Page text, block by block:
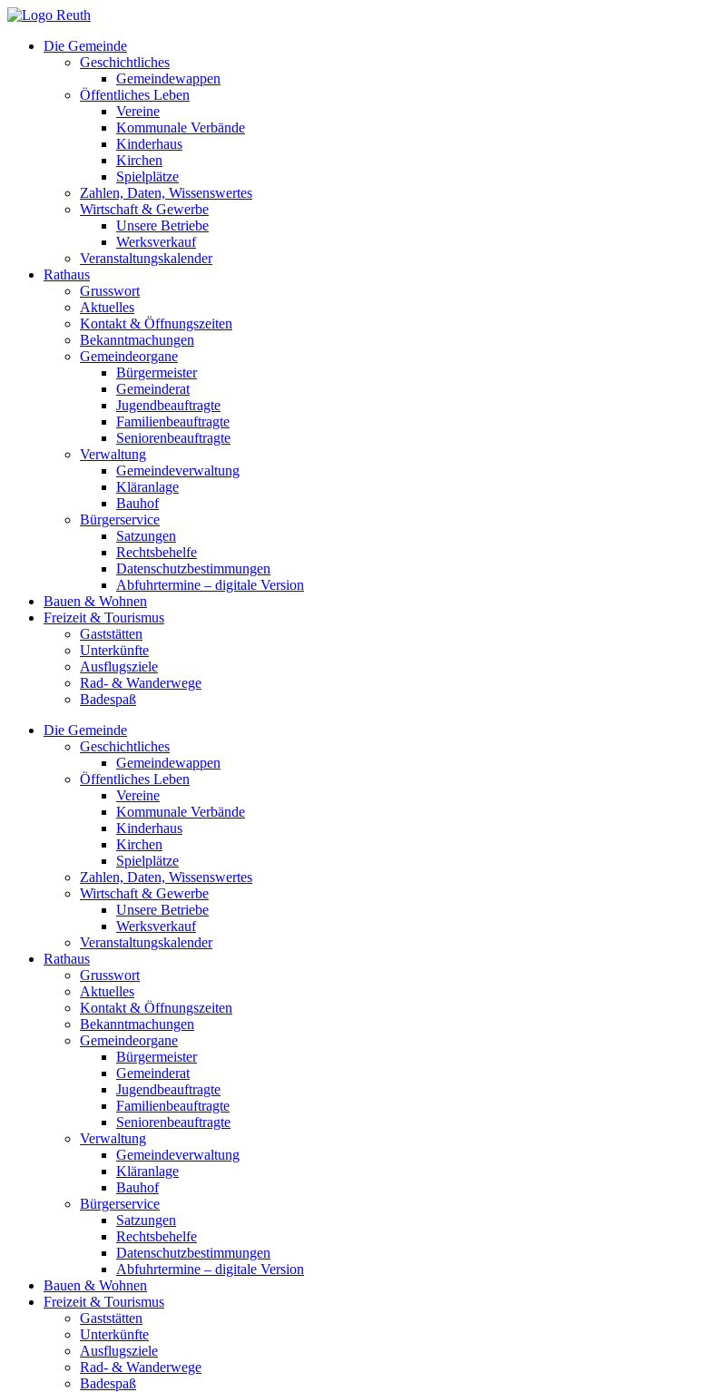
Zum
springenDie Gemeinde
Geschichtliches
Gemeindewappen
Öffentliches Leben
Vereine
Kommunale Verbände
Kinderhaus
Kirchen
Spielplätze
Zahlen, Daten, Wissenswertes
Wirtschaft & Gewerbe
Unsere Betriebe
Werksverkauf
Veranstaltungskalender
Rathaus
Grusswort
Aktuelles
Kontakt & Öffnungszeiten
Bekanntmachungen
Gemeindeorgane
Bürgermeister
Gemeinderat
Jugendbeauftragte
Familienbeauftragte
Seniorenbeauftragte
Verwaltung
Gemeindeverwaltung
Kläranlage
Bauhof
Bürgerservice
Satzungen
Rechtsbehelfe
Datenschutzbestimmungen
Abfuhrtermine – digitale Version
Bauen & Wohnen
Freizeit & Tourismus
Gaststätten
Unterkünfte
Ausflugsziele
Rad- & Wanderwege
Badespaß
Die Gemeinde
Geschichtliches
Gemeindewappen
Öffentliches Leben
Vereine
Kommunale Verbände
Kinderhaus
Kirchen
Spielplätze
Zahlen, Daten, Wissenswertes
Wirtschaft & Gewerbe
Unsere Betriebe
Werksverkauf
Veranstaltungskalender
Rathaus
Grusswort
Aktuelles
Kontakt & Öffnungszeiten
Bekanntmachungen
Gemeindeorgane
Bürgermeister
Gemeinderat
Jugendbeauftragte
Familienbeauftragte
Seniorenbeauftragte
Verwaltung
Gemeindeverwaltung
Kläranlage
Bauhof
Bürgerservice
Satzungen
Rechtsbehelfe
Datenschutzbestimmungen
Abfuhrtermine – digitale Version
Bauen & Wohnen
Freizeit & Tourismus
Gaststätten
Unterkünfte
Ausflugsziele
Rad- & Wanderwege
Badespaß